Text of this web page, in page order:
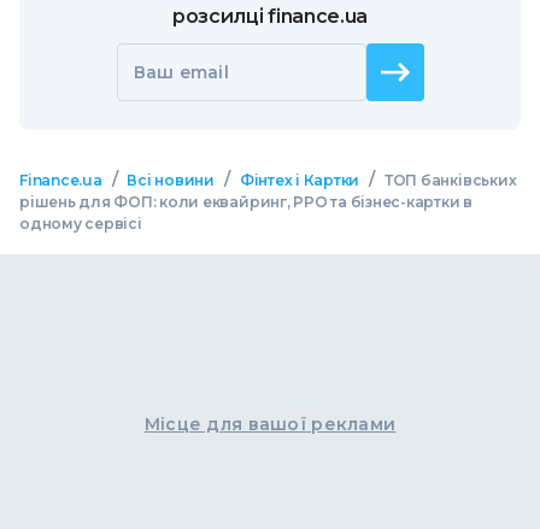
розсилці finance.ua
Ваш email
Finance.ua / Всі новини / Фінтех і Картки / ТОП банківських
рішень для ФОП: коли еквайринг, РРО та бізнес-картки в
одному сервісі
Місце для вашої реклами